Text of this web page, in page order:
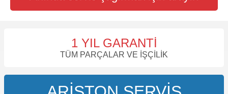
1 YIL GARANTI
TÜM PARÇALAR VE İŞÇILIK